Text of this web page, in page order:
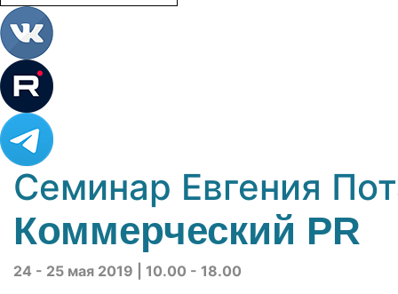
Семинар Евгения
Коммерческий PR
24 - 25 мая 2019 | 10.00 - 18.00